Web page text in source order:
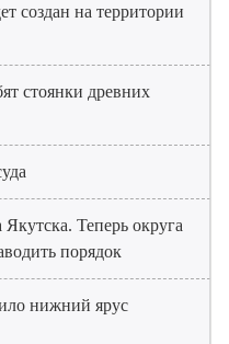
создан на территории
стоянки древних
Теперь округа
порядок
нижний ярус